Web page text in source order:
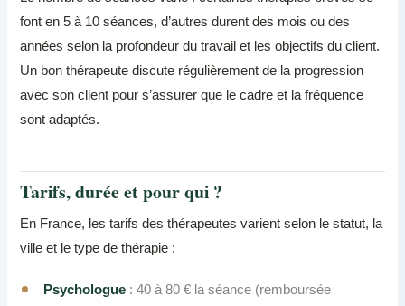
font en 5 à 10 séances, d’autres durent des mois ou des
années selon la profondeur du travail et les objectifs du client.
Un bon thérapeute discute régulièrement de la progression
avec son client pour s’assurer que le cadre et la fréquence
sont adaptés.
Tarifs, durée et pour qui ?
En France, les tarifs des thérapeutes varient selon le statut, la
ville et le type de thérapie :
Psychologue : 40 à 80 € la séance (remboursée